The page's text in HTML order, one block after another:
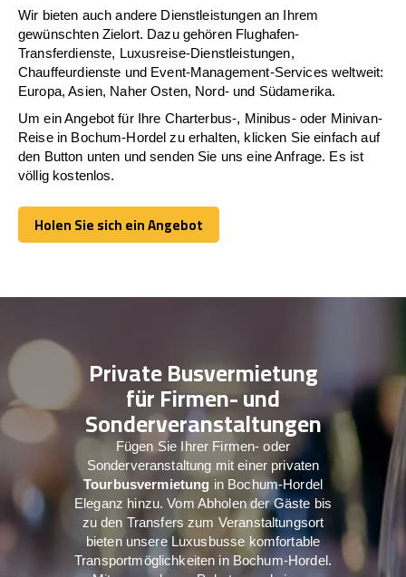
Wir bieten auch andere Dienstleistungen an Ihrem
gewünschten Zielort. Dazu gehören Flughafen-
Transferdienste, Luxusreise-Dienstleistungen,
Chauffeurdienste und Event-Management-Services weltweit:
Europa, Asien, Naher Osten, Nord- und Südamerika.
Um ein Angebot für Ihre Charterbus-, Minibus- oder Minivan-
Reise in Bochum-Hordel zu erhalten, klicken Sie einfach auf
den Button unten und senden Sie uns eine Anfrage. Es ist
völlig kostenlos.
Holen Sie sich ein Angebot
Holen Sie sich ein Angebot
Private Busvermietung
für Firmen- und
Sonderveranstaltungen
Fügen Sie Ihrer Firmen- oder
Sonderveranstaltung mit einer privaten
Tourbusvermietung in Bochum-Hordel
Eleganz hinzu. Vom Abholen der Gäste bis
zu den Transfers zum Veranstaltungsort
bieten unsere Luxusbusse komfortable
Transportmöglichkeiten in Bochum-Hordel.